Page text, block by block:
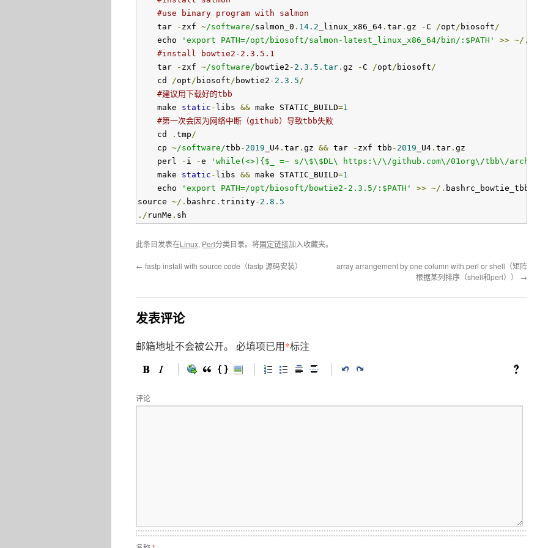
#use binary program with salmon
    tar
- zxf ~/software/salmon_0 . 14.2 _linux_x86_64 . tar . gz -C /opt/ biosoft/
    echo
'export PATH=/opt/biosoft/salmon-latest_linux_x86_64/bin/:$PATH' >> ~/.
#install bowtie2-2.3.5.1
    tar
- zxf ~/software/ bowtie2 - 2.3 . 5.tar . gz -C /opt/ biosoft/
    cd
/opt/ biosoft/ bowtie2 - 2.3 . 5/
#建议用下载好的tbb
    make
static - libs && make STATIC_BUILD=1
#第一次会因为网络中断（github）导致tbb失败
    cd
. tmp/
    cp
~/software/tbb - 2019 _U4 . tar . gz && tar - zxf tbb - 2019 _U4 . tar . gz
    perl
- i -e
'while(<>){$_ =~ s/\$\$DL\ https:\/\/github.com\/01org\/tbb\/
    make
static - libs && make STATIC_BUILD=1
    echo
'export PATH=/opt/biosoft/bowtie2-2.3.5/:$PATH' >> ~/. bashrc_bowtie_tbb
source ~/. bashrc . trinity- 2.8 . 5
./ runMe . sh
此条目发表在Linux, Perl分类目录。将固定链接加入收藏夹。
← fastp install with source code（fastp 源码安装）
array arrangement by one column with perl or shell（矩阵
根据某列排序（shell和perl）） →
发表评论
邮箱地址不会被公开。 必填项已用*标注
评论